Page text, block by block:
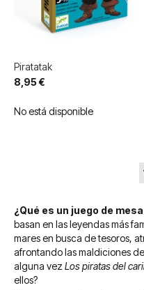
Piratatak
8,95 €
No está disponible
¿Qué es un juego de
basan en las leyendas más
mares en busca de tesoros,
afrontando las maldiciones
alguna vez Los piratas del
ellos?